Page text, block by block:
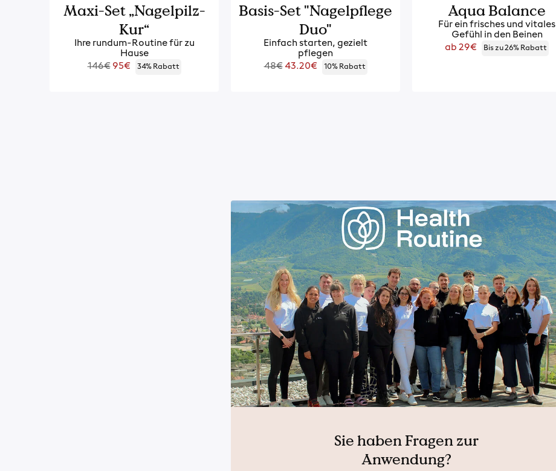
Maxi-Set „Nagelpilz-
Kur“
Ihre rundum-Routine für zu
Hause
Regulärer
146€ 95€ 34% Rabatt
Basis-Set "Nagelpflege
Duo"
Einfach starten, gezielt
pflegen
Regulärer
48€ 43.20€ 10% Rabatt
Aqua Balance
Für ein frisches und vitales
Gefühl in den Beinen
Regulärer
ab 29€ Bis zu 26% Rabatt
Sie haben Fragen zur
Anwendung?